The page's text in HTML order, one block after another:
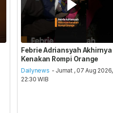
Febrie Adriansyah Akhirnya
Kenakan Rompi Orange
Dailynews - Jumat , 07 Aug 2026,
22:30 WIB